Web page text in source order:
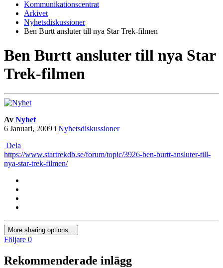
Kommunikationscentrat
Arkivet
Nyhetsdiskussioner
Ben Burtt ansluter till nya Star Trek-filmen
Ben Burtt ansluter till nya Star
Trek-filmen
Av Nyhet
6 Januari, 2009 i Nyhetsdiskussioner
Dela
https://www.startrekdb.se/forum/topic/3926-ben-burtt-ansluter-till-
nya-star-trek-filmen/
More sharing options...
Följare 0
Rekommenderade inlägg